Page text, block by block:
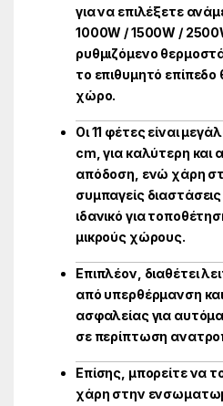
για να επιλέξετε
1000W / 1500W /
ρυθμιζόμενο
το επιθυμητό
χώρο.
Οι 11 φέτες είναι
cm, για καλύτερη και
απόδοση, ενώ χάρη
συμπαγείς
ιδανικό για
μικρούς χώρους.
Επιπλέον, διαθέτει
από υπερθέρμανση
ασφαλείας για
σε περίπτωση
Επίσης, μπορείτε να
χάρη στην